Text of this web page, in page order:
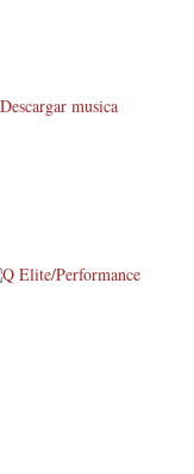
Descargar musica